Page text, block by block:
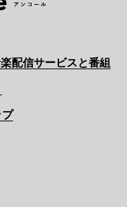
配信サービスと番組
プ